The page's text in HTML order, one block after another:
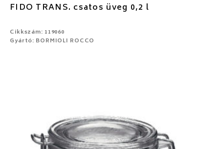
FIDO TRANS. csatos üveg 0,2 l
Cikkszám: 119060
Gyártó: BORMIOLI ROCCO